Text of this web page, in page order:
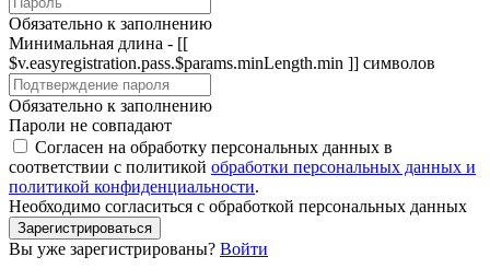
Обязательно к заполнению
Минимальная длина - [[
$v.easyregistration.pass.$params.minLength.min ]] символов
Обязательно к заполнению
Пароли не совпадают
Согласен на обработку персональных данных в
соответствии с политикой обработки персональных данных и
политикой конфиденциальности.
Необходимо согласиться с обработкой персональных данных
Зарегистрироваться
Вы уже зарегистрированы? Войти